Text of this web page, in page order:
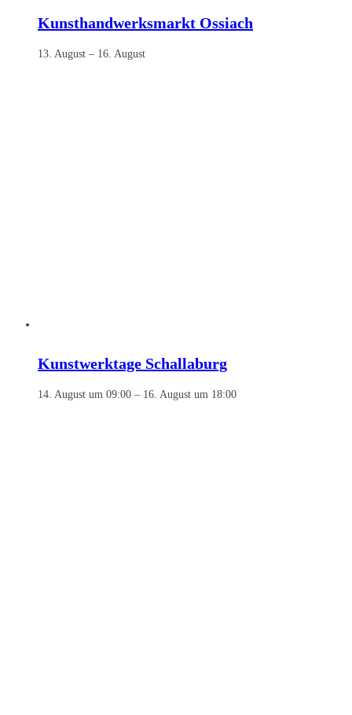
Kunsthandwerksmarkt Ossiach
13. August – 16. August
Kunstwerktage Schallaburg
14. August um 09:00 – 16. August um 18:00